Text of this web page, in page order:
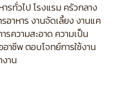
รทั่วไป โรงแรม ครัวกลาง
อาหาร งานจัดเลี้ยง งานแค
รความสะอาด ความเป็น
าชีพ ตอบโจทย์การใช้งาน
าน